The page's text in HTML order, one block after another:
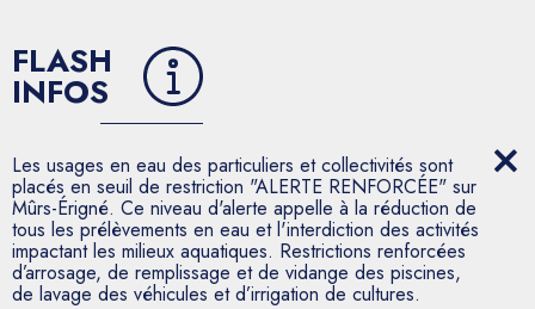
FLASH
INFOS
Les usages en eau des particuliers et collectivités sont
placés en seuil de restriction "ALERTE RENFORCÉE" sur
Mûrs-Érigné. Ce niveau d'alerte appelle à la réduction de
tous les prélèvements en eau et l'interdiction des activités
impactant les milieux aquatiques. Restrictions renforcées
d’arrosage, de remplissage et de vidange des piscines,
de lavage des véhicules et d’irrigation de cultures.